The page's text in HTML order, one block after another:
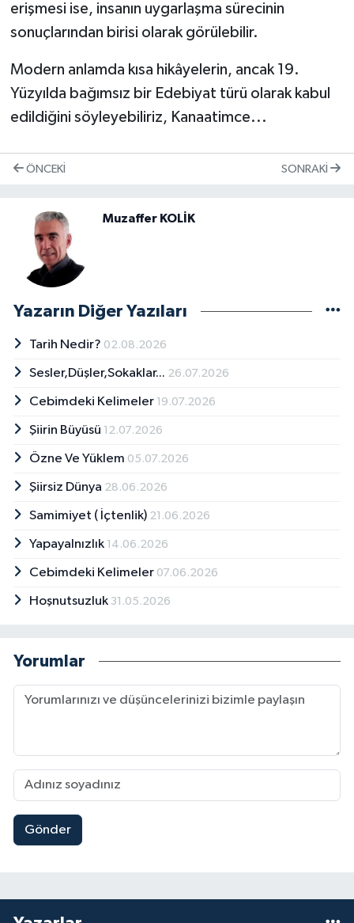
erişmesi ise, insanın uygarlaşma sürecinin
sonuçlarından birisi olarak görülebilir.
Modern anlamda kısa hikâyelerin, ancak 19.
Yüzyılda bağımsız bir Edebiyat türü olarak kabul
edildiğini söyleyebiliriz, Kanaatimce...
ÖNCEKI SONRAKI
Muzaffer KOLİK
Yazarın Diğer Yazıları
Tarih Nedir? 02.08.2026
Sesler,Düşler,Sokaklar... 26.07.2026
Cebimdeki Kelimeler 19.07.2026
Şiirin Büyüsü 12.07.2026
Özne Ve Yüklem 05.07.2026
Şiirsiz Dünya 28.06.2026
Samimiyet ( İçtenlik) 21.06.2026
Yapayalnızlık 14.06.2026
Cebimdeki Kelimeler 07.06.2026
Hoşnutsuzluk 31.05.2026
Yorumlar
Gönder